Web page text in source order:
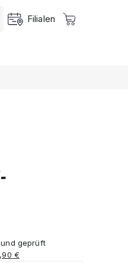
Filialen
und geprüft
€